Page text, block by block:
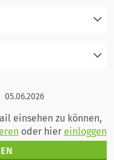
05.06.2026
einsehen zu können,
oder hier einloggen